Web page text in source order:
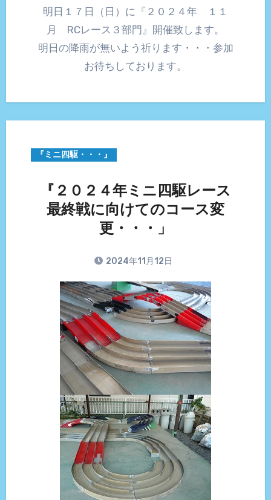
明日１７日（日）に『２０２４年 １１
月 RCレース３部門』開催致します。
明日の降雨が無いよう祈ります・・・参加
お待ちしております。
『ミニ四駆・・・』
『２０２４年ミニ四駆レース
最終戦に向けてのコース変
更・・・」
2024年11月12日